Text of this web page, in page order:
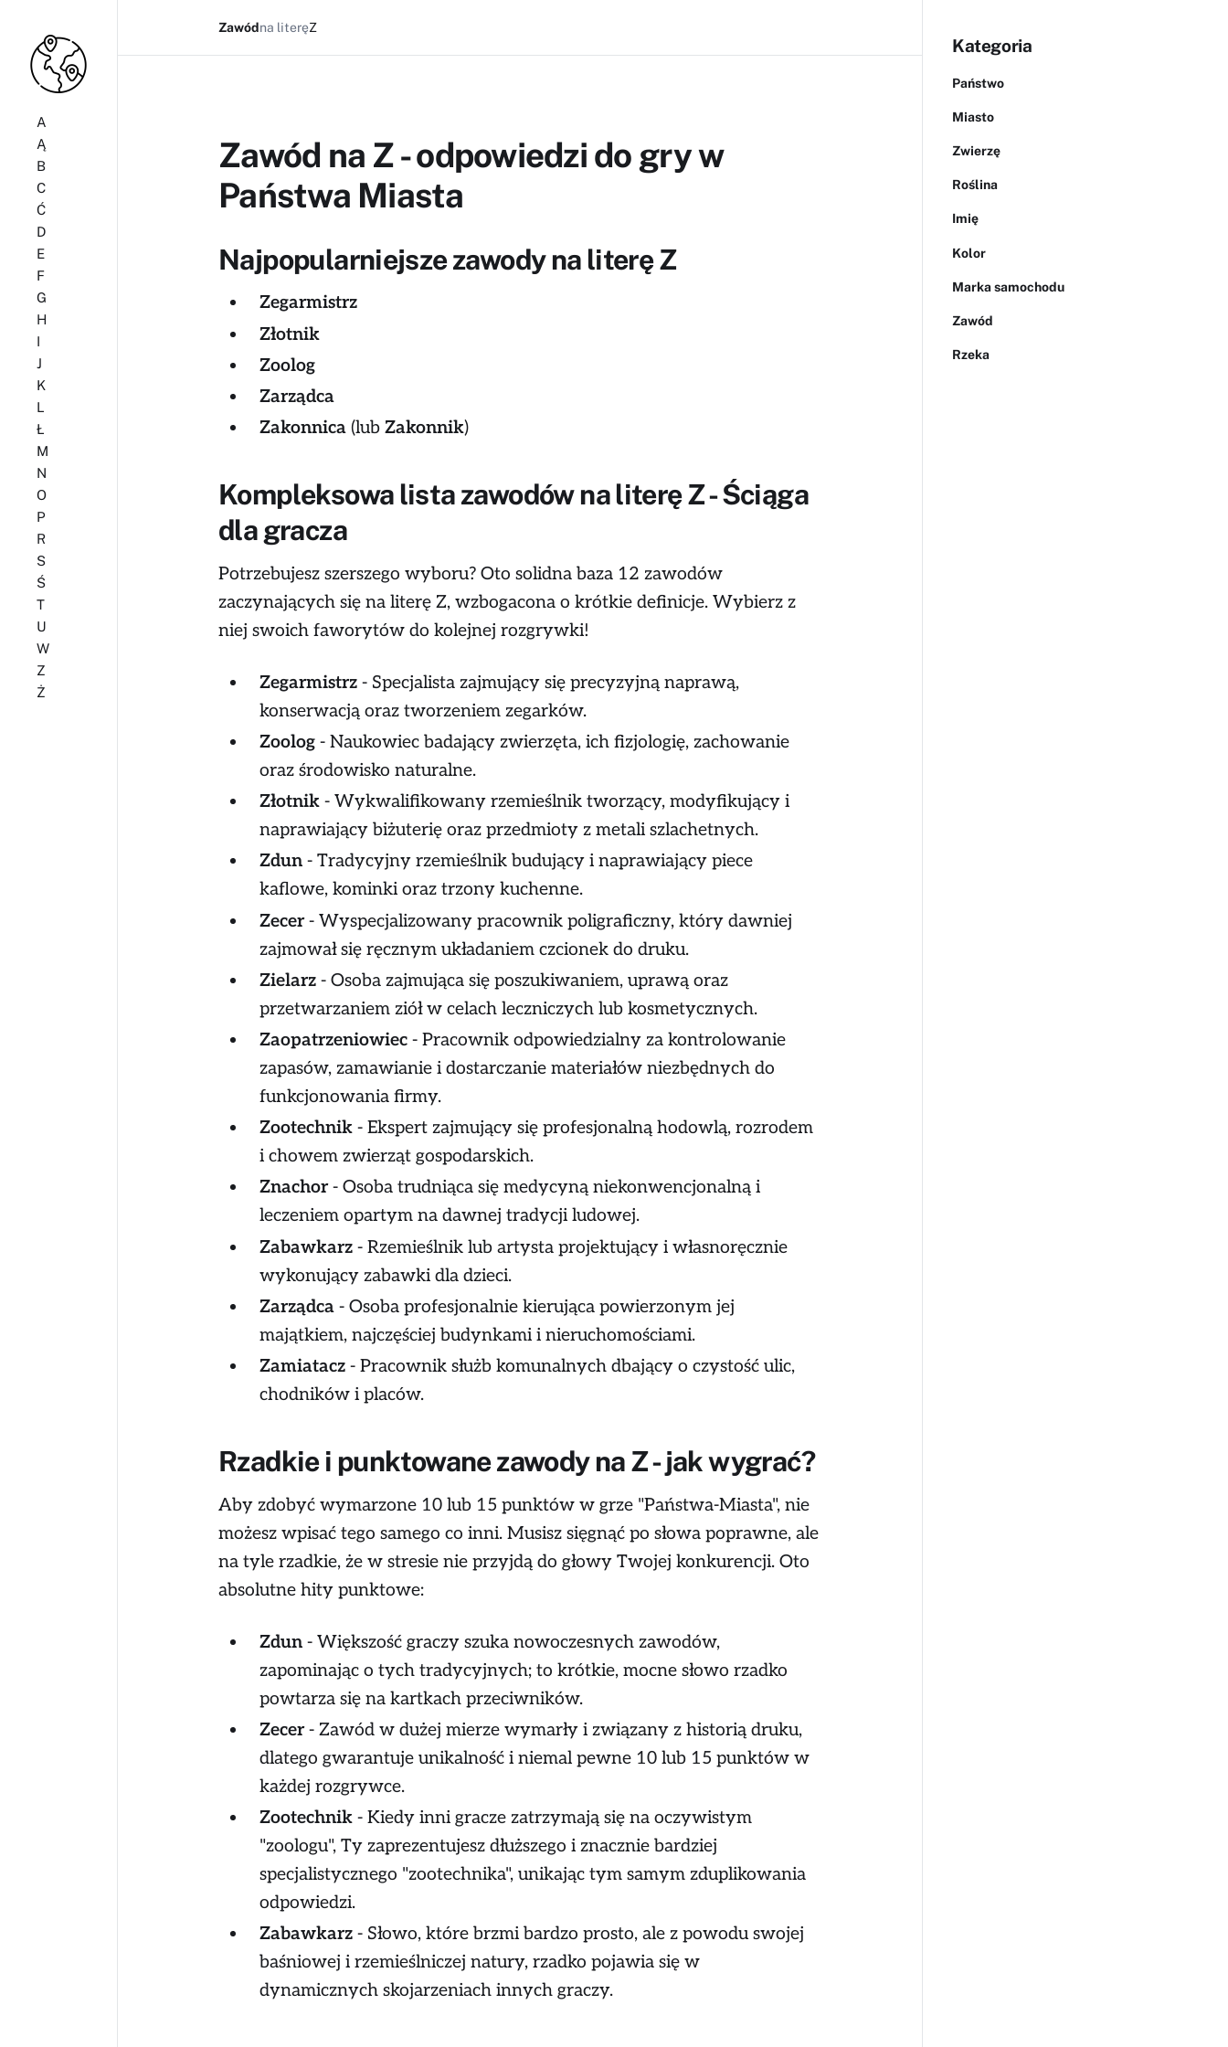
A
Ą
B
C
Ć
D
E
F
G
H
I
J
K
L
Ł
M
N
O
P
R
S
Ś
T
U
W
Z
Ż
Zawódna literęZ
Zawód na Z - odpowiedzi do gry w
Państwa Miasta
Najpopularniejsze zawody na literę Z
Zegarmistrz
Złotnik
Zoolog
Zarządca
Zakonnica(lub Zakonnik)
Kompleksowa lista zawodów na literę Z - Ściąga
dla gracza
Potrzebujesz szerszego wyboru? Oto solidna baza 12 zawodów
zaczynających się na literę Z, wzbogacona o krótkie definicje. Wybierz z
niej swoich faworytów do kolejnej rozgrywki!
Zegarmistrz- Specjalista zajmujący się precyzyjną naprawą,
konserwacją oraz tworzeniem zegarków.
Zoolog- Naukowiec badający zwierzęta, ich fizjologię, zachowanie
oraz środowisko naturalne.
Złotnik- Wykwalifikowany rzemieślnik tworzący, modyfikujący i
naprawiający biżuterię oraz przedmioty z metali szlachetnych.
Zdun- Tradycyjny rzemieślnik budujący i naprawiający piece
kaflowe, kominki oraz trzony kuchenne.
Zecer- Wyspecjalizowany pracownik poligraficzny, który dawniej
zajmował się ręcznym układaniem czcionek do druku.
Zielarz- Osoba zajmująca się poszukiwaniem, uprawą oraz
przetwarzaniem ziół w celach leczniczych lub kosmetycznych.
Zaopatrzeniowiec- Pracownik odpowiedzialny za kontrolowanie
zapasów, zamawianie i dostarczanie materiałów niezbędnych do
funkcjonowania firmy.
Zootechnik- Ekspert zajmujący się profesjonalną hodowlą, rozrodem
i chowem zwierząt gospodarskich.
Znachor- Osoba trudniąca się medycyną niekonwencjonalną i
leczeniem opartym na dawnej tradycji ludowej.
Zabawkarz- Rzemieślnik lub artysta projektujący i własnoręcznie
wykonujący zabawki dla dzieci.
Zarządca- Osoba profesjonalnie kierująca powierzonym jej
majątkiem, najczęściej budynkami i nieruchomościami.
Zamiatacz- Pracownik służb komunalnych dbający o czystość ulic,
chodników i placów.
Rzadkie i punktowane zawody na Z - jak wygrać?
Aby zdobyć wymarzone 10 lub 15 punktów w grze "Państwa-Miasta", nie
możesz wpisać tego samego co inni. Musisz sięgnąć po słowa poprawne, ale
na tyle rzadkie, że w stresie nie przyjdą do głowy Twojej konkurencji. Oto
absolutne hity punktowe:
Zdun- Większość graczy szuka nowoczesnych zawodów,
zapominając o tych tradycyjnych; to krótkie, mocne słowo rzadko
powtarza się na kartkach przeciwników.
Zecer- Zawód w dużej mierze wymarły i związany z historią druku,
dlatego gwarantuje unikalność i niemal pewne 10 lub 15 punktów w
każdej rozgrywce.
Zootechnik- Kiedy inni gracze zatrzymają się na oczywistym
"zoologu", Ty zaprezentujesz dłuższego i znacznie bardziej
specjalistycznego "zootechnika", unikając tym samym zduplikowania
odpowiedzi.
Zabawkarz- Słowo, które brzmi bardzo prosto, ale z powodu swojej
baśniowej i rzemieślniczej natury, rzadko pojawia się w
dynamicznych skojarzeniach innych graczy.
Kategoria
Państwo
Miasto
Zwierzę
Roślina
Imię
Kolor
Marka samochodu
Zawód
Rzeka